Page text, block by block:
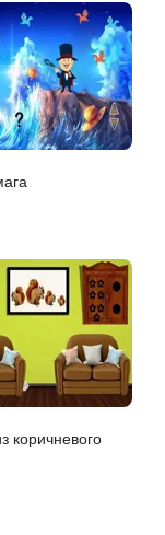
коричневого